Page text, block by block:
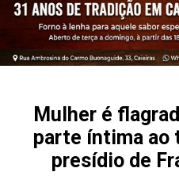
Mulher é
parte íntima ao
presídio de